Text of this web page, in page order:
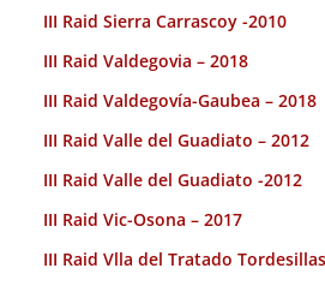
III Raid Sierra Carrascoy -2010
III Raid Valdegovia – 2018
III Raid Valdegovía-Gaubea – 2018
III Raid Valle del Guadiato – 2012
III Raid Valle del Guadiato -2012
III Raid Vic-Osona – 2017
III Raid Vlla del Tratado